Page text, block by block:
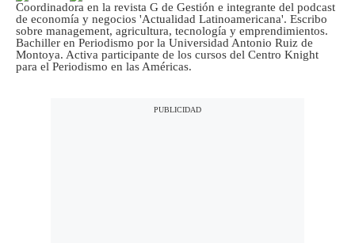
Coordinadora en la revista G de Gestión e integrante del podcast
de economía y negocios 'Actualidad Latinoamericana'. Escribo
sobre management, agricultura, tecnología y emprendimientos.
Bachiller en Periodismo por la Universidad Antonio Ruiz de
Montoya. Activa participante de los cursos del Centro Knight
para el Periodismo en las Américas.